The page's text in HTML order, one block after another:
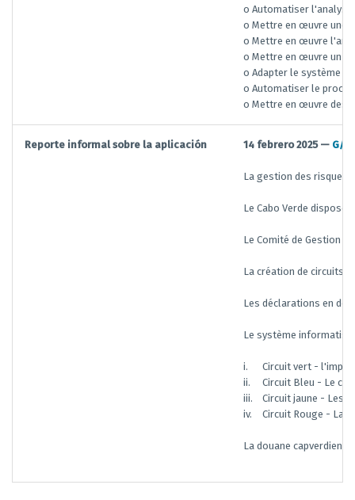
o Automatiser l'analyse
o Mettre en œuvre une
o Mettre en œuvre
o Mettre en œuvre un
o Adapter le système
o Automatiser le
o Mettre en œuvre des
Reporte informal sobre la aplicación 14 febrero 2025 — G/
La gestion des risques
Le Cabo Verde
Le Comité de Gestion
La création de circuits
Les déclarations en
Le système informatisé
i.
Circuit vert -
ii.
Circuit Bleu - Le
iii.
Circuit jaune - Les
iv.
Circuit Rouge - La
La douane